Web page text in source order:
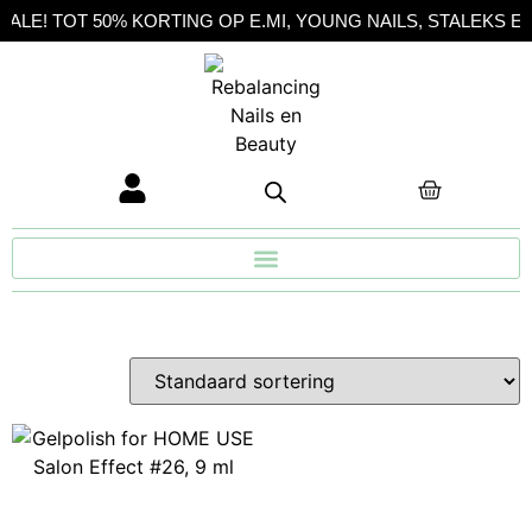
TOT 50% KORTING OP E.MI, YOUNG NAILS, STALEKS